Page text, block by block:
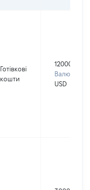
Готівкові
кошти
12000
Валюта:
USD